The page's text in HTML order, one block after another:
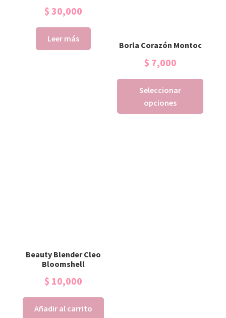
$ 30,000
Leer más
Borla Corazón Montoc
$ 7,000
Seleccionar
opciones
Beauty Blender Cleo
Bloomshell
$ 10,000
Añadir al carrito